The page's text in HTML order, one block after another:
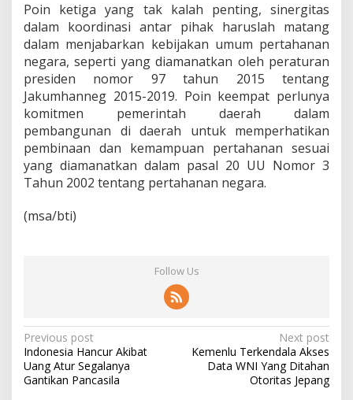
Poin ketiga yang tak kalah penting, sinergitas
dalam koordinasi antar pihak haruslah matang
dalam menjabarkan kebijakan umum pertahanan
negara, seperti yang diamanatkan oleh peraturan
presiden nomor 97 tahun 2015 tentang
Jakumhanneg 2015-2019. Poin keempat perlunya
komitmen pemerintah daerah dalam
pembangunan di daerah untuk memperhatikan
pembinaan dan kemampuan pertahanan sesuai
yang diamanatkan dalam pasal 20 UU Nomor 3
Tahun 2002 tentang pertahanan negara.
(msa/bti)
Follow Us
P
o
s
Previous post
Indonesia Hancur Akibat
Uang Atur Segalanya
Gantikan Pancasila
Next post
Kemenlu Terkendala Akses
Data WNI Yang Ditahan
Otoritas Jepang